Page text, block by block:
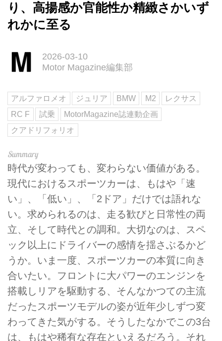
り、高揚感か官能性か精緻さかいず
れかに至る
2026-03-10
Motor Magazine編集部
アルファロメオ ジュリア BMW M2
レクサス
RC F
試乗
MotorMagazine誌連動企画
クアドリフォリオ
時代が変わっても、変わらない価値がある。
現代におけるスポーツカーは、もはや「速
い」、「低い」、「2ドア」だけでは語れな
い。求められるのは、走る歓びと日常性の両
立、そして時代との調和。大切なのは、スペ
ック以上にドライバーの感情を揺さぶるかど
うか。いま一度、スポーツカーの本質に向き
合いたい。フロントに大パワーのエンジンを
搭載しリアを駆動する、そんなかつての主流
だったスポーツモデルの姿が近年少しずつ変
わってきた気がする。そうしたなかでこの3台
は、もはや稀有な存在といえるだろう。それ